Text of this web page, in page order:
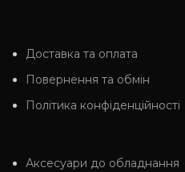
Доставка та оплата
Повернення та обмін
Політика конфіденційності
Аксесуари до обладнання